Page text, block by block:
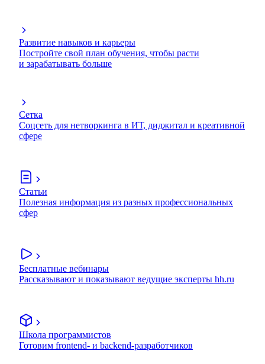
Развитие навыков и карьеры
Постройте свой план обучения, чтобы расти
и зарабатывать больше
Сетка
Соцсеть для нетворкинга в ИТ, диджитал и креативной
сфере
Статьи
Полезная информация из разных профессиональных
сфер
Бесплатные вебинары
Рассказывают и показывают ведущие эксперты hh.ru
Школа программистов
Готовим frontend- и backend-разработчиков